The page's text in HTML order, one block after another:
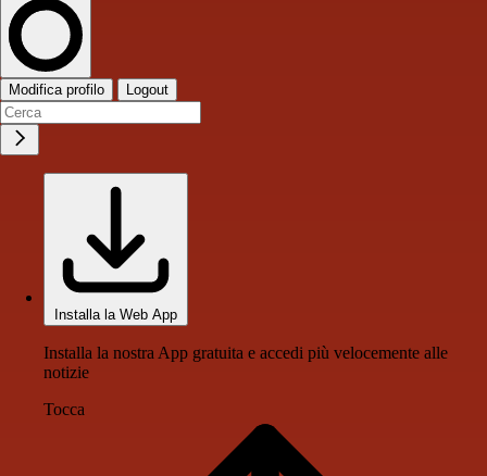
Modifica profilo Logout
Installa la Web App
Installa la nostra App gratuita e accedi più velocemente alle
notizie
Tocca